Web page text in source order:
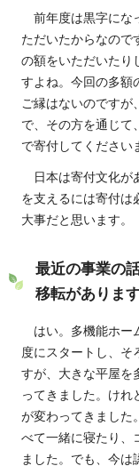
前年度は黒字にな
ただいたからなので
の額をいただいたり
すよね。今回の多額
ご縁はないのですが
で、その方を通じて
で寄付してください
日本は寄付文化が
を支えるには寄付は
大事だと思います。
最近の事業の
移転がありま
はい。多機能ホー
度にスタートし、そ
すが、大きな平屋を
ってきました。けれ
が変わってきました
べて一緒に寝たり、
ました。でも、今